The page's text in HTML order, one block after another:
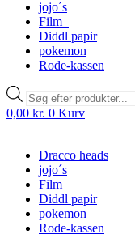
jojo´s
Film
Diddl papir
pokemon
Rode-kassen
Products
search
0,00 kr. 0 Kurv
Dracco heads
jojo´s
Film
Diddl papir
pokemon
Rode-kassen